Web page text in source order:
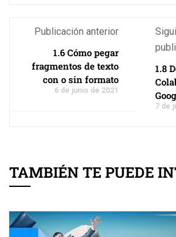
Publicación anterior
1.6 Cómo pegar
fragmentos de texto
con o sin formato
6 de junio de 2021
1.8
7 de
TAMBIÉN TE PUEDE